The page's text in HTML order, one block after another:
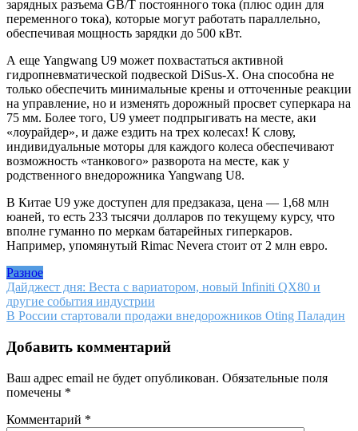
зарядных разъема GB/T постоянного тока (плюс один для
переменного тока), которые могут работать параллельно,
обеспечивая мощность зарядки до 500 кВт.
А еще Yangwang U9 может похвастаться активной
гидропневматической подвеской DiSus-X. Она способна не
только обеспечить минимальные крены и отточенные реакции
на управление, но и изменять дорожный просвет суперкара на
75 мм. Более того, U9 умеет подпрыгивать на месте, аки
«лоурайдер», и даже ездить на трех колесах! К слову,
индивидуальные моторы для каждого колеса обеспечивают
возможность «танкового» разворота на месте, как у
родственного внедорожника Yangwang U8.
В Китае U9 уже доступен для предзаказа, цена — 1,68 млн
юаней, то есть 233 тысячи долларов по текущему курсу, что
вполне гуманно по меркам батарейных гиперкаров.
Например, упомянутый Rimac Nevera стоит от 2 млн евро.
Разное
Навигация
по
Дайджест дня: Веста с вариатором, новый Infiniti QX80 и
другие события индустрии
В России стартовали продажи внедорожников Oting Паладин
Добавить комментарий
Ваш адрес email не будет опубликован. Обязательные поля
помечены *
Комментарий *